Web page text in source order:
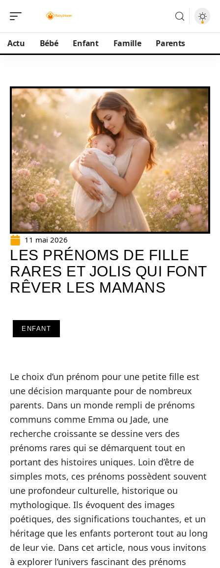
Actu Bébé Enfant Famille Parents
11 mai 2026
LES PRÉNOMS DE FILLE
RARES ET JOLIS QUI FONT
RÊVER LES MAMANS
ENFANT
Le choix d’un prénom pour une petite fille est
une décision marquante pour de nombreux
parents. Dans un monde rempli de prénoms
communs comme Emma ou Jade, une
recherche croissante se dessine vers des
prénoms rares qui se démarquent tout en
portant des histoires uniques. Loin d’être de
simples mots, ces prénoms possèdent souvent
une profondeur culturelle, historique ou
mythologique. Ils évoquent des images
poétiques, des significations touchantes, et un
héritage que les enfants porteront tout au long
de leur vie. Dans cet article, nous vous invitons
à explorer l’univers fascinant des prénoms